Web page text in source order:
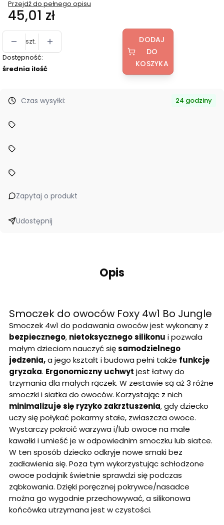
Przejdź do pełnego opisu
Cena
45,01 zł
szt.
Dostępność:
średnia ilość
DODAJ
DO
KOSZYKA
Czas wysyłki: 24 godziny
Zapytaj o produkt
Udostępnij
Opis
Smoczek do owoców Foxy 4w1 Bo Jungle
Smoczek 4w1 do podawania owoców jest wykonany z
bezpiecznego, nietoksycznegosilikonu i pozwala
małym dzieciom nauczyć sięsamodzielnego
jedzenia,a jego kształt i budowa pełni także funkcję
gryzaka. Ergonomiczny uchwyt jest łatwy do
trzymania dla małych rączek. W zestawie są aż 3 różne
smoczki i siatka do owoców. Korzystając z nich
minimalizujesię ryzyko zakrztuszenia, gdy dziecko
uczy się połykać pokarmy stałe, zwłaszcza owoce.
Wystarczy pokroić warzywa i/lub owoce na małe
kawałki i umieść je w odpowiednim smoczku lub siatce.
W ten sposób dziecko odkryje nowe smaki bez
zadławienia się. Poza tym wykorzystując schłodzone
owoce podajnik świetnie sprawdzi się podczas
ząbkowania. Dzięki poręcznej pokrywce/nasadce
można go wygodnie przechowywać, a silikonowa
końcówka utrzymana jest w czystości.